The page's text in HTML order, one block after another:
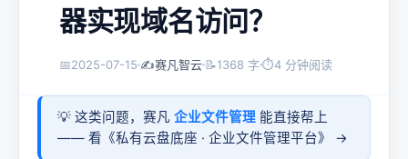
器实现域名访问？
📅2025-07-15 ✍️赛凡智云 📝1368 字 ⏱4 分钟阅读
💡 这类问题，赛凡 企业文件管理 能直接帮上
—— 看《私有云盘底座 · 企业文件管理平台》 →